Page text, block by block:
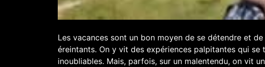
Les vacances sont un bon moyen de se détendre et
éreintants. On y vit des expériences palpitantes qui
inoubliables. Mais, parfois, sur un malentendu, on vit